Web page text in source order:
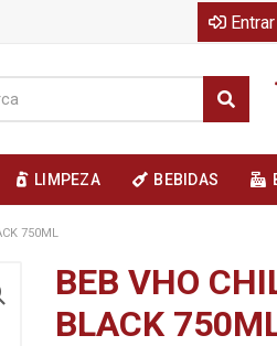
Entrar
LIMPEZA BEBIDAS
750ML
BEB VHO
BLACK